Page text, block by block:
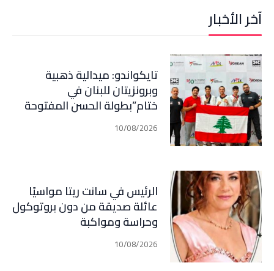
آخر الأخبار
تايكواندو: ميدالية ذهبية
وبرونزيتان للبنان في
ختام”بطولة الحسن المفتوحة
“الأردنية
10/08/2026
الرئيس في سانت ريتا مواسيًا
عائلة صديقة من دون بروتوكول
وحراسة ومواكبة
10/08/2026